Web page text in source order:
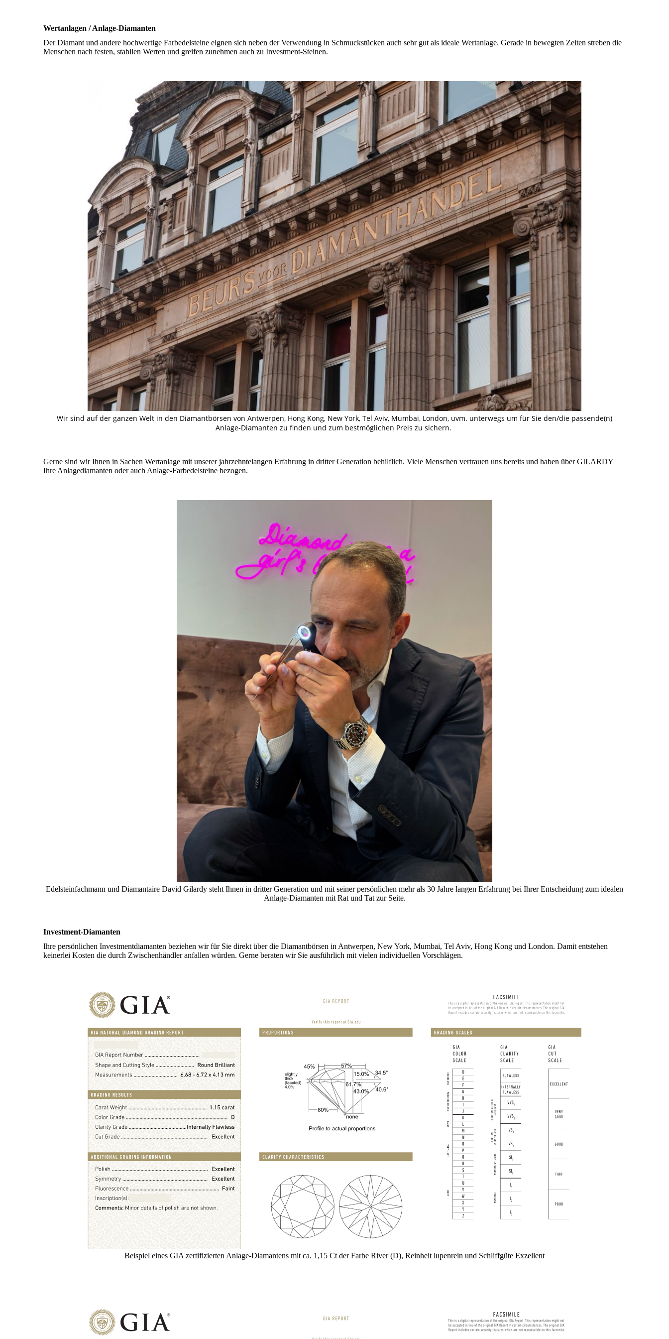
Wertanlagen / Anlage-Diamanten
Der Diamant und andere hochwertige Farbedelsteine eignen sich neben der Verwendung in Schmuckstücken auch sehr gut als ideale Wertanlage. Gerade in bewegten Zeiten streben die
Menschen nach festen, stabilen Werten und greifen zunehmen auch zu Investment-Steinen.
Wir sind auf der ganzen Welt in den Diamantbörsen von Antwerpen, Hong Kong, New York, Tel Aviv, Mumbai, London, uvm. unterwegs um für Sie den/die passende(n)
Anlage-Diamanten zu finden und zum bestmöglichen Preis zu sichern.
Gerne sind wir Ihnen in Sachen Wertanlage mit unserer jahrzehntelangen Erfahrung in dritter Generation behilflich. Viele Menschen vertrauen uns bereits und haben über GILARDY
Ihre Anlagediamanten oder auch Anlage-Farbedelsteine bezogen.
Edelsteinfachmann und Diamantaire David Gilardy steht Ihnen in dritter Generation und mit seiner persönlichen mehr als 30 Jahre langen Erfahrung bei Ihrer Entscheidung zum idealen
Anlage-Diamanten mit Rat und Tat zur Seite.
Investment-Diamanten
Ihre persönlichen Investmentdiamanten beziehen wir für Sie direkt über die Diamantbörsen in Antwerpen, New York, Mumbai, Tel Aviv, Hong Kong und London. Damit entstehen
keinerlei Kosten die durch Zwischenhändler anfallen würden. Gerne beraten wir Sie ausführlich mit vielen individuellen Vorschlägen.
Beispiel eines GIA zertifizierten Anlage-Diamantens mit ca. 1,15 Ct der Farbe River (D), Reinheit lupenrein und Schliffgüte Exzellent